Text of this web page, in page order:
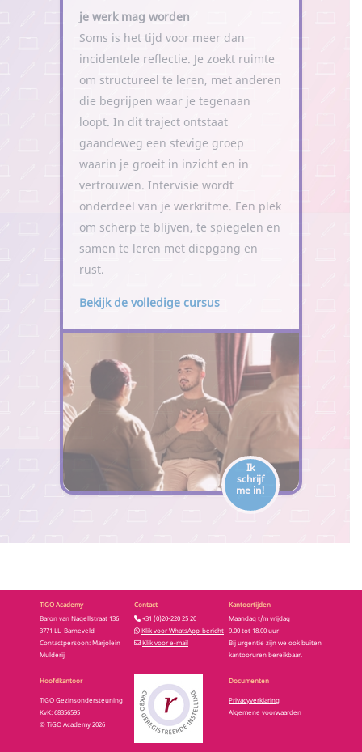
je werk mag worden
Soms is het tijd voor meer dan
incidentele reflectie. Je zoekt ruimte
om structureel te leren, met anderen
die begrijpen waar je tegenaan
loopt. In dit traject ontstaat
gaandeweg een stevige groep
waarin je groeit in inzicht en in
vertrouwen. Intervisie wordt
onderdeel van je werkritme. Een plek
om scherp te blijven, te spiegelen en
samen te leren met diepgang en
rust.
Bekijk de volledige cursus
Ik
schrijf
me in!
TiGO Academy Contact
Kantoortijden
Baron van Nagellstraat 136
3771 LL Barneveld
Contactpersoon: Marjolein
Mulderij
+31 (0)20-220 25 20
Klik voor WhatsApp-bericht
Klik voor e-mail
Maandag t/m vrijdag
9.00 tot 18.00 uur
Bij urgentie zijn we ook buiten
kantooruren bereikbaar.
Hoofdkantoor Documenten
TiGO Gezinsondersteuning
KvK: 68356595
© TiGO Academy 2026
Privacyverklaring
Algemene voorwaarden